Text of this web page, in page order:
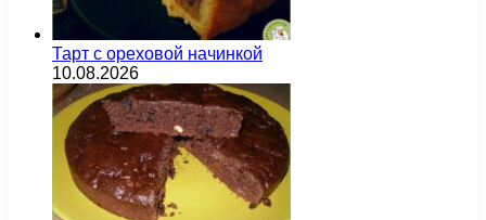
Тарт с ореховой начинкой
10.08.2026